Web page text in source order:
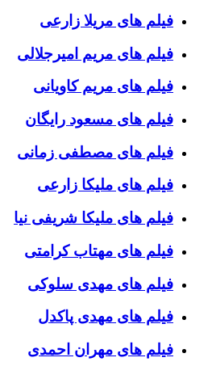
فیلم های مریلا زارعی
فیلم های مریم امیرجلالی
فیلم های مریم کاویانی
فیلم های مسعود رایگان
فیلم های مصطفی زمانی
فیلم های ملیکا زارعی
فیلم های ملیکا شریفی نیا
فیلم های مهتاب کرامتی
فیلم های مهدی سلوکی
فیلم های مهدی پاکدل
فیلم های مهران احمدی